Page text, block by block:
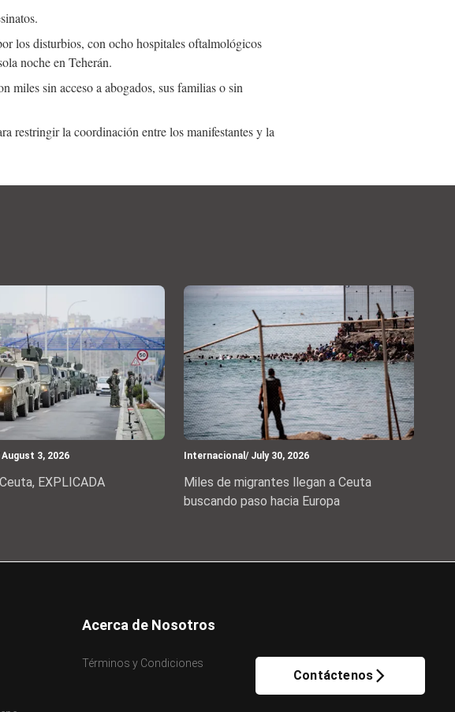
los disturbios, con ocho hospitales oftalmológicos
noche en Teherán.
miles sin acceso a abogados, sus familias o sin
restringir la coordinación entre los manifestantes y la
August 3, 2026
EXPLICADA
Internacional / July 30, 2026
Miles de migrantes llegan a Ceuta
buscando paso hacia Europa
Acerca de Nosotros
Términos y Condiciones
Contáctenos